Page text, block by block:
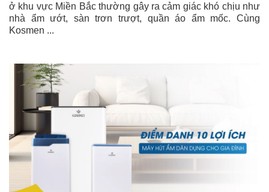
ở khu vực Miền Bắc thường gây ra cảm giác khó chịu như
nhà ẩm ướt, sàn trơn trượt, quần áo ẩm mốc. Cùng
Kosmen ...